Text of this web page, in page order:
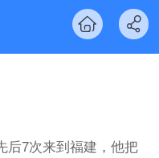
7次来到福建，他把